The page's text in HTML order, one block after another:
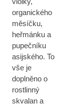
organického
měsíčku,
heřmánku a
pupečníku
asijského. To
vše je
doplněno o
rostlinný
skvalan a